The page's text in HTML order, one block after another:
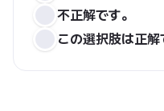
不正解です。
この選択肢は正解